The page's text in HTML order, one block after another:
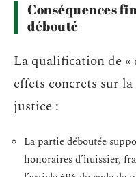
Conséquences
débouté
La qualification de «
effets concrets sur
justice :
La partie déboutée
honoraires d’huissier,